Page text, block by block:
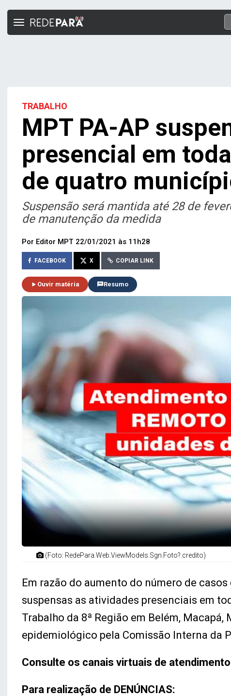
Toggle
TRABALHO
MPT PA-AP
presencial em
de quatro
Suspensão será mantida até 28 de
de manutenção da medida
Por Editor MPT 22/01/2021 às 11h28
FACEBOOK X COPIAR LINK
Ouvir matéria Resumo
(Foto: RedePara.Web.ViewModels.Sgn.Foto?.credito)
Em razão do aumento do número de
suspensas as atividades presenciais em
Trabalho da 8ª Região em Belém,
epidemiológico pela Comissão Interna da
Consulte os canais virtuais de
Para realização de DENÚNCIAS: